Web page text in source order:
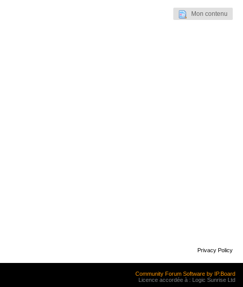
Mon contenu
Privacy Policy
Community Forum Software by IP.Board
Licence accordée à : Logic Sunrise Ltd